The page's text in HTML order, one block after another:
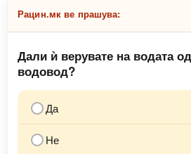
Рацин.мк ве прашува:
Дали ѝ верувате на водата
водовод?
Да
Не